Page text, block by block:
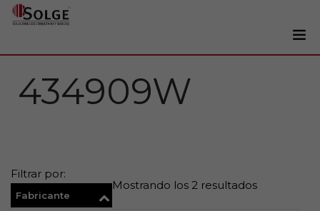
Impresoras
Tintas
Lectores
434909W
Filtrar por:
Fabricante
Mostrando los 2 resultados